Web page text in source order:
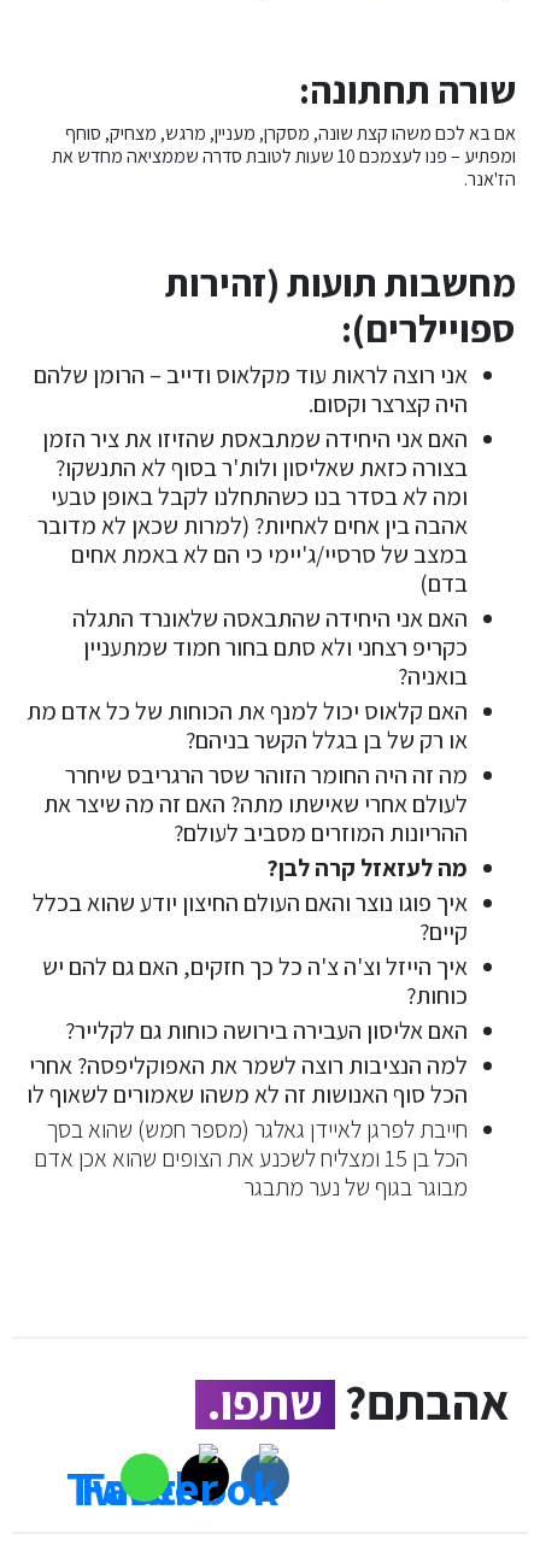
שורה תחתונה:
אם בא לכם משהו קצת שונה, מסקרן, מעניין, מרגש, מצחיק, סוחף
ומפתיע – פנו לעצמכם 10 שעות לטובת סדרה שממציאה מחדש את
הז'אנר.
מחשבות תועות (זהירות
ספויילרים):
אני רוצה לראות עוד מקלאוס ודייב – הרומן שלהם
היה קצרצר וקסום.
האם אני היחידה שמתבאסת שהזיזו את ציר הזמן
בצורה כזאת שאליסון ולות'ר בסוף לא התנשקו?
ומה לא בסדר בנו כשהתחלנו לקבל באופן טבעי
אהבה בין אחים לאחיות? (למרות שכאן לא מדובר
במצב של סרסיי/ג'יימי כי הם לא באמת אחים
בדם)
האם אני היחידה שהתבאסה שלאונרד התגלה
כקריפ רצחני ולא סתם בחור חמוד שמתעניין
בואניה?
האם קלאוס יכול למנף את הכוחות של כל אדם מת
או רק של בן בגלל הקשר בניהם?
מה זה היה החומר הזוהר שסר הרגריבס שיחרר
לעולם אחרי שאישתו מתה? האם זה מה שיצר את
ההריונות המוזרים מסביב לעולם?
מה לעזאזל קרה לבן?
איך פוגו נוצר והאם העולם החיצון יודע שהוא בכלל
קיים?
איך הייזל וצ'ה צ'ה כל כך חזקים, האם גם להם יש
כוחות?
האם אליסון העבירה בירושה כוחות גם לקלייר?
למה הנציבות רוצה לשמר את האפוקליפסה? אחרי
הכל סוף האנושות זה לא משהו שאמורים לשאוף לו
חייבת לפרגן לאיידן גאלגר (מספר חמש) שהוא בסך
הכל בן 15 ומצליח לשכנע את הצופים שהוא אכן אדם
מבוגר בגוף של נער מתבגר
אהבתם? שתפו.